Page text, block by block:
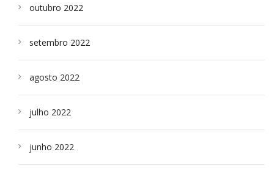
outubro 2022
setembro 2022
agosto 2022
julho 2022
junho 2022